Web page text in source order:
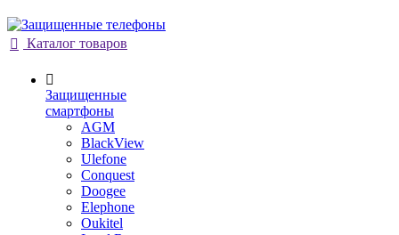
Каталог товаров
Защищенные
смартфоны
AGM
BlackView
Ulefone
Conquest
Doogee
Elephone
Oukitel